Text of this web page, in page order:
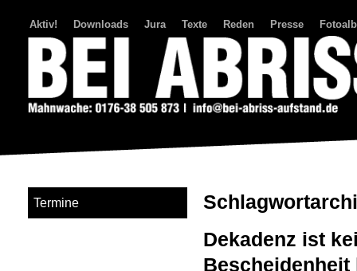
Aktiv! Downloads Jura Texte Reden Presse
Dekadenz ist
Termine